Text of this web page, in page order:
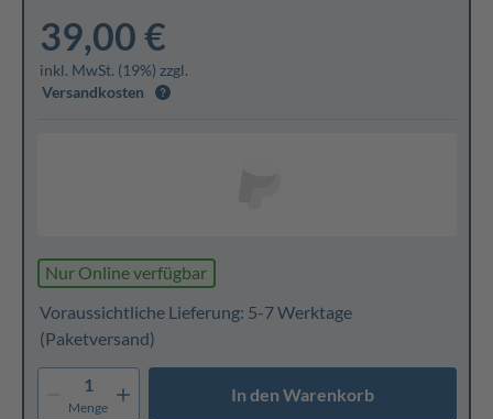
39,00 €
inkl. MwSt. (19%) zzgl.
Versandkosten
Nur Online verfügbar
Voraussichtliche Lieferung: 5-7 Werktage
(Paketversand)
1
Menge
In den Warenkorb